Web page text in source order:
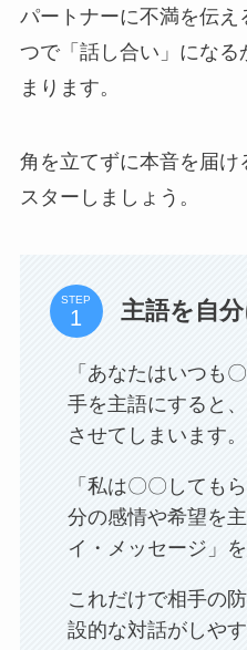
パートナーに不満を伝
つで「話し合い」にな
まります。
角を立てずに本音を届
スターしましょう。
STEP 主語を自
「あなたはいつも
手を主語にすると
させてしまいます。
「私は〇〇しても
分の感情や希望を
イ・メッセージ」
これだけで相手の
設的な対話がしやす